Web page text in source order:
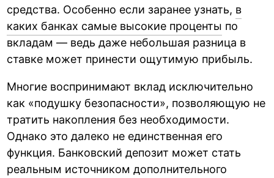
средства. Особенно если заранее узнать, в
каких банках самые высокие проценты по
вкладам — ведь даже небольшая разница в
ставке может принести ощутимую прибыль.
Многие воспринимают вклад исключительно
как «подушку безопасности», позволяющую не
тратить накопления без необходимости.
Однако это далеко не единственная его
функция. Банковский депозит может стать
реальным источником дополнительного